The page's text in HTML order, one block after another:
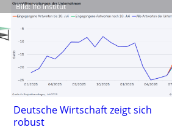
Bild: Ifo Institut
Deutsche Wirtschaft zeigt sich
robust